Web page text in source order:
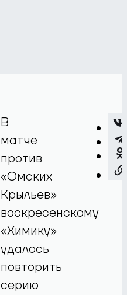
В
матче
против
«Омских
Крыльев»
воскресенскому
«Химику»
удалось
повторить
серию